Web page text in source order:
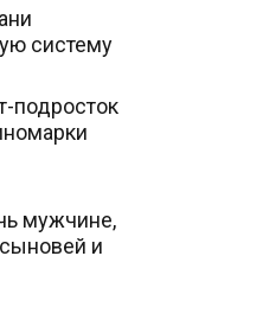
систему
подросток
мужчине,
и